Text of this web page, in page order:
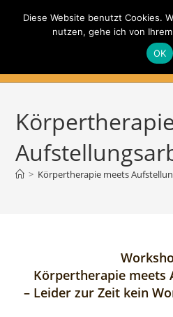
Inhalt
Gesundheit auf
> Körpertherapie meets
Körpertherapie meets
– Leider zur Zeit kein
Diese Website benutzt Cookies.
nutzen, gehe ich von
OK